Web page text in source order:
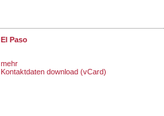
El Paso
mehr
Kontaktdaten download (vCard)